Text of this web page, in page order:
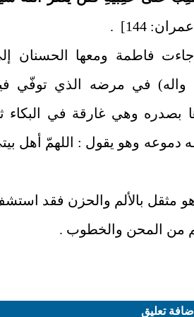
144] .
فاطمة ومعها الحسنان
واله) في مرضه الذي توفّي
بصدره وهي غارقة في البكاء
دموعه وهو يقول : اللهمّ أهل
مثقل بالألم والحزن فقد
من المحن والخطوب .
اضافة تعليق